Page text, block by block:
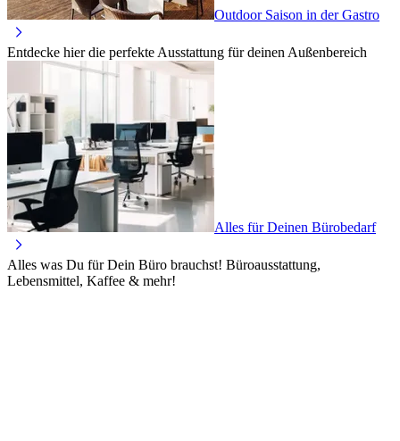
Outdoor Saison in der Gastro
Entdecke hier die perfekte Ausstattung für deinen Außenbereich
Alles für Deinen Bürobedarf
Alles was Du für Dein Büro brauchst! Büroausstattung,
Lebensmittel, Kaffee & mehr!